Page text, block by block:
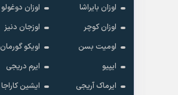
اوزان بایراشا
اوزان دوغولو
اوزان کوچر
اوزجان دنیز
اومیت بسن
اویکو گورمان
ایپیو
ایرم دریجی
ایرماک آریجی
ایشین کاراجا